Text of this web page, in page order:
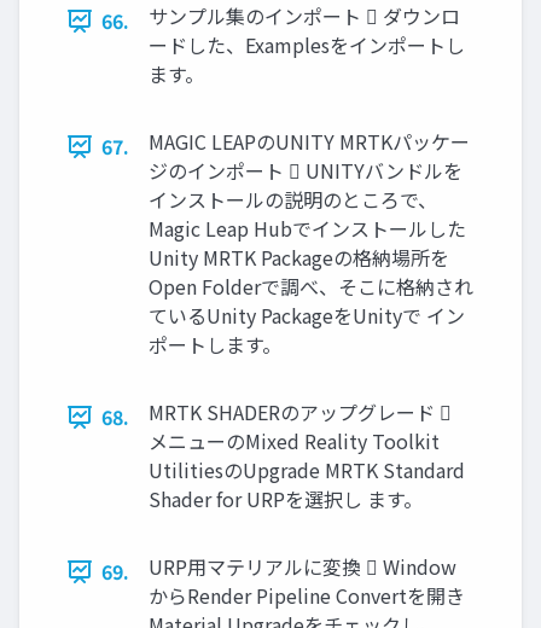
66.
サンプル集のインポート  ダウンロ
ードした、Examplesをインポートし
ます。
67.
MAGIC LEAPのUNITY MRTKパッケー
ジのインポート  UNITYバンドルを
インストールの説明のところで、
Magic Leap Hubでインストールした
Unity MRTK Packageの格納場所を
Open Folderで調べ、そこに格納され
ているUnity PackageをUnityで イン
ポートします。
68.
MRTK SHADERのアップグレード 
メニューのMixed Reality Toolkit
UtilitiesのUpgrade MRTK Standard
Shader for URPを選択し ます。
69.
URP用マテリアルに変換  Window
からRender Pipeline Convertを開き